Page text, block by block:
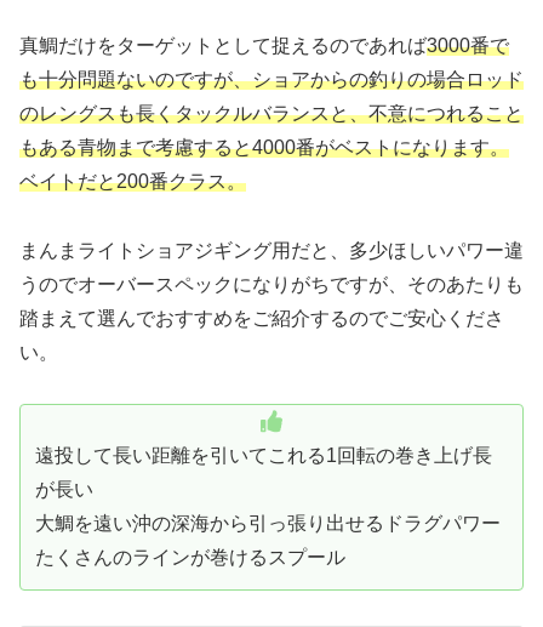
真鯛だけをターゲットとして捉えるのであれば3000番で
も十分問題ないのですが、ショアからの釣りの場合ロッド
のレングスも長くタックルバランスと、不意につれること
もある青物まで考慮すると4000番がベストになります。
ベイトだと200番クラス。
まんまライトショアジギング用だと、多少ほしいパワー違
うのでオーバースペックになりがちですが、そのあたりも
踏まえて選んでおすすめをご紹介するのでご安心くださ
い。
遠投して長い距離を引いてこれる1回転の巻き上げ長
が長い
大鯛を遠い沖の深海から引っ張り出せるドラグパワー
たくさんのラインが巻けるスプール